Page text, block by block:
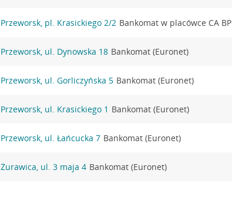
Przeworsk, pl. Krasickiego 2/2 Bankomat w placówce CA BP
Przeworsk, ul. Dynowska 18 Bankomat (Euronet)
Przeworsk, ul. Gorliczyńska 5 Bankomat (Euronet)
Przeworsk, ul. Krasickiego 1 Bankomat (Euronet)
Przeworsk, ul. Łańcucka 7 Bankomat (Euronet)
Żurawica, ul. 3 maja 4 Bankomat (Euronet)